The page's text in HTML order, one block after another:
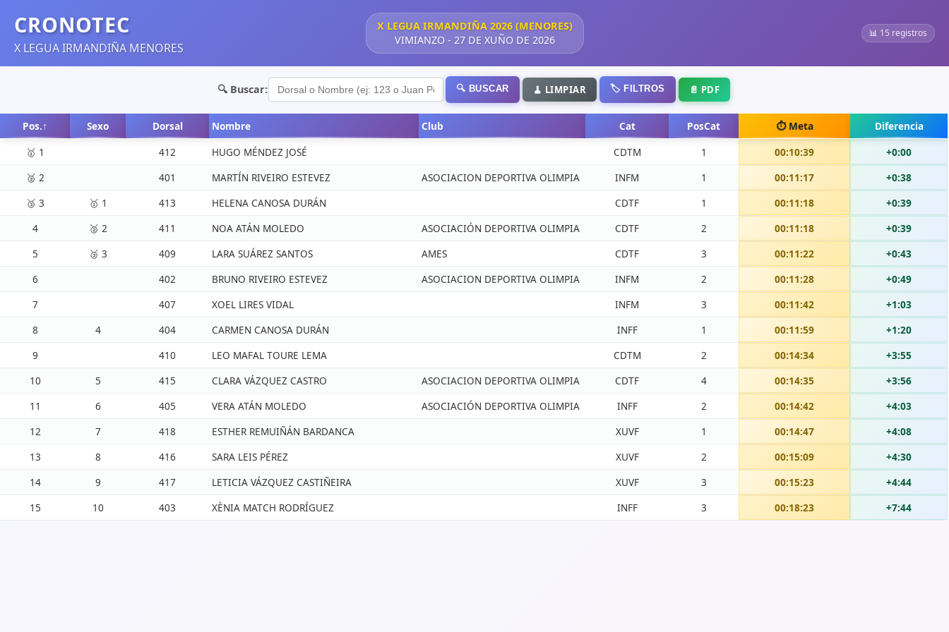
CRONOTEC
X LEGUA IRMANDIÑA MENORES
X LEGUA IRMANDIÑA 2026 (MENORES)
VIMIANZO - 27 DE XUÑO DE 2026
📊 15 registros
🔍 Buscar: 🔍 BUSCAR 🧹 LIMPIAR 🏷️ FILTROS 📄 PDF
Pos.↑ Sexo Dorsal Nombre Club Cat PosCat ⏱️ Meta
Diferencia
🥇 1
412 HUGO MÉNDEZ JOSÉ CDTM 1 00:10:39
+0:00
🥈 2
401 MARTÍN RIVEIRO ESTEVEZ ASOCIACION DEPORTIVA OLIMPIA INFM 1 00:11:17
+0:38
🥉 3
🥇 1 413 HELENA CANOSA DURÁN CDTF 1 00:11:18
+0:39
4
🥈 2 411 NOA ATÁN MOLEDO ASOCIACIÓN DEPORTIVA OLIMPIA CDTF 2 00:11:18
+0:39
5
🥉 3 409 LARA SUÁREZ SANTOS AMES CDTF 3 00:11:22
+0:43
6
402 BRUNO RIVEIRO ESTEVEZ ASOCIACION DEPORTIVA OLIMPIA INFM 2 00:11:28
+0:49
7
407 XOEL LIRES VIDAL INFM 3 00:11:42
+1:03
8
4 404 CARMEN CANOSA DURÁN INFF 1 00:11:59
+1:20
9
410 LEO MAFAL TOURE LEMA CDTM 2 00:14:34
+3:55
10
5 415 CLARA VÁZQUEZ CASTRO ASOCIACION DEPORTIVA OLIMPIA CDTF 4 00:14:35
+3:56
11
6 405 VERA ATÁN MOLEDO ASOCIACIÓN DEPORTIVA OLIMPIA INFF 2 00:14:42
+4:03
12
7 418 ESTHER REMUIÑÁN BARDANCA XUVF 1 00:14:47
+4:08
13
8 416 SARA LEIS PÉREZ XUVF 2 00:15:09
+4:30
14
9 417 LETICIA VÁZQUEZ CASTIÑEIRA XUVF 3 00:15:23
+4:44
15
10 403 XÈNIA MATCH RODRÍGUEZ INFF 3 00:18:23 +7:44